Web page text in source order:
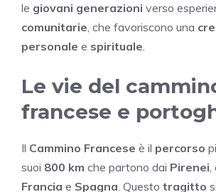
le giovani generazioni verso
comunitarie, che favoriscono una
personale e spirituale.
Le vie del
francese e
Il Cammino Francese è il percorso
suoi 800 km che partono dai Pirenei,
Francia e Spagna. Questo tragitto